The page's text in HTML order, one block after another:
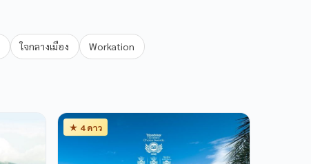
ใจกลางเมือง Workation
★ 4 ดาว